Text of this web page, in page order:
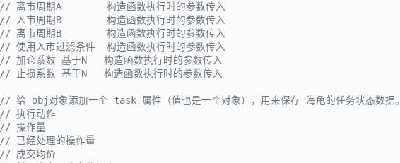
// 离市周期A        构造函数执行时的参数传入
// 入市周期B        构造函数执行时的参数传入
// 离市周期B        构造函数执行时的参数传入
// 使用入市过滤条件  构造函数执行时的参数传入
// 加仓系数 基于N   构造函数执行时的参数传入
// 止损系数 基于N   构造函数执行时的参数传入
// 给 obj对象添加一个 task 属性（值也是一个对象），用来保存 海龟的任务状态数据。
// 执行动作
// 操作量
// 已经处理的操作量
// 成交均价